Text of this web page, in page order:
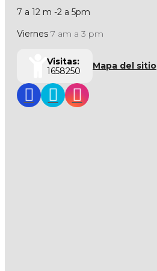
7 a 12 m -2 a 5pm
Viernes 7 am a 3 pm
Visitas:
1658250
Mapa del sitio